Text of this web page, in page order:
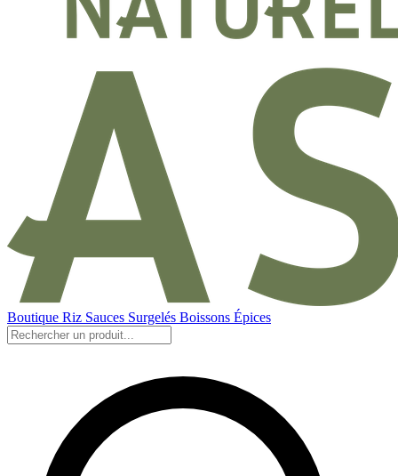
Boutique Riz Sauces Surgelés Boissons Épices